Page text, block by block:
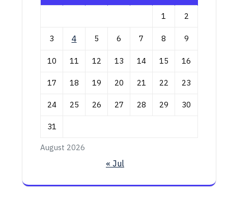
August 2026
1 2
3 4 5 6 7 8 9
10 11 12 13 14 15 16
17 18 19 20 21 22 23
24 25 26 27 28 29 30
31
« Jul